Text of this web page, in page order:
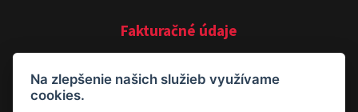
Fakturačné údaje
AGENTÚRA DAISY, s. r. o.
Na zlepšenie našich služieb využívame
cookies.